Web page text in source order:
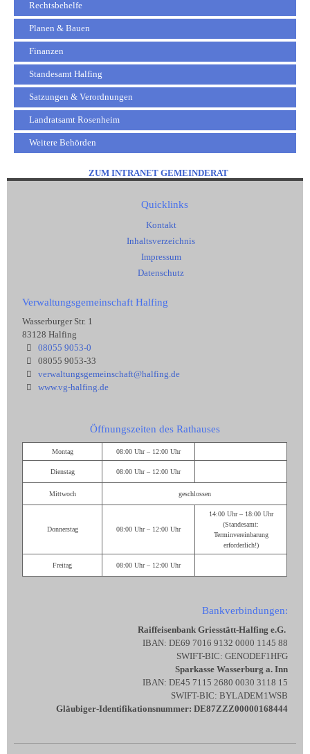
Rechtsbehelfe
Planen & Bauen
Finanzen
Standesamt Halfing
Satzungen & Verordnungen
Landratsamt Rosenheim
Weitere Behörden
ZUM INTRANET GEMEINDERAT
Quicklinks
Kontakt
Inhaltsverzeichnis
Impressum
Datenschutz
Verwaltungsgemeinschaft Halfing
Wasserburger Str. 1
83128 Halfing
08055 9053-0
08055 9053-33
verwaltungsgemeinschaft@halfing.de
www.vg-halfing.de
Öffnungszeiten des Rathauses
Montag 08:00 Uhr – 12:00 Uhr
Dienstag 08:00 Uhr – 12:00 Uhr
Mittwoch geschlossen
Donnerstag 08:00 Uhr – 12:00 Uhr
14:00 Uhr – 18:00 Uhr
(Standesamt:
Terminvereinbarung
erforderlich!)
Freitag 08:00 Uhr – 12:00 Uhr
Bankverbindungen:
Raiffeisenbank Griesstätt-Halfing e.G.
IBAN: DE69 7016 9132 0000 1145 88
SWIFT-BIC: GENODEF1HFG
Sparkasse Wasserburg a. Inn
IBAN: DE45 7115 2680 0030 3118 15
SWIFT-BIC: BYLADEM1WSB
Gläubiger-Identifikationsnummer: DE87ZZZ00000168444